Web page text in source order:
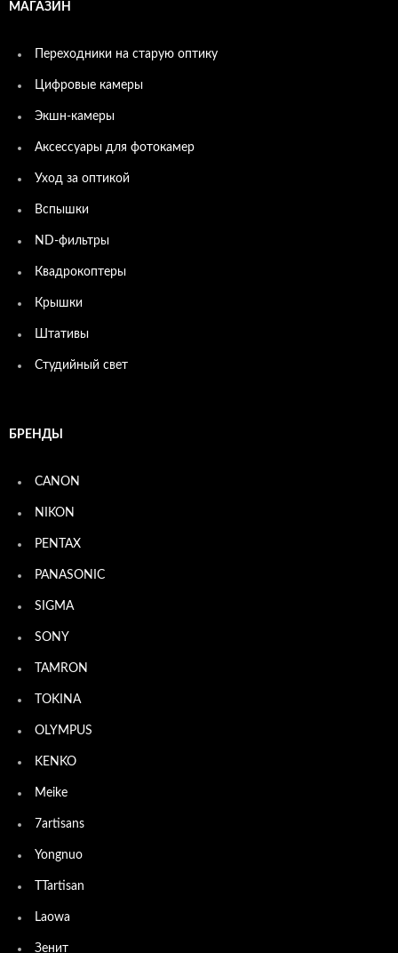
МАГАЗИН
Переходники на старую оптику
Цифровые камеры
Экшн-камеры
Аксессуары для фотокамер
Уход за оптикой
Вспышки
ND-фильтры
Квадрокоптеры
Крышки
Штативы
Студийный свет
БРЕНДЫ
CANON
NIKON
PENTAX
PANASONIC
SIGMA
SONY
TAMRON
TOKINA
OLYMPUS
KENKO
Meike
7artisans
Yongnuo
TTartisan
Laowa
Зенит